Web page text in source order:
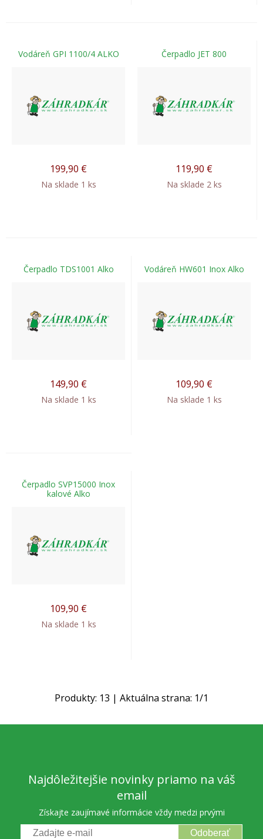
Vodáreň GPI 1100/4 ALKO
199,90 €
Na sklade 1 ks
Čerpadlo JET 800
119,90 €
Na sklade 2 ks
Čerpadlo TDS1001 Alko
149,90 €
Na sklade 1 ks
Vodáreň HW601 Inox Alko
109,90 €
Na sklade 1 ks
Čerpadlo SVP15000 Inox
kalové Alko
109,90 €
Na sklade 1 ks
Produkty: 13 | Aktuálna strana: 1/1
Najdôležitejšie novinky priamo na váš
email
Získajte zaujímavé informácie vždy medzi prvými
Odoberať